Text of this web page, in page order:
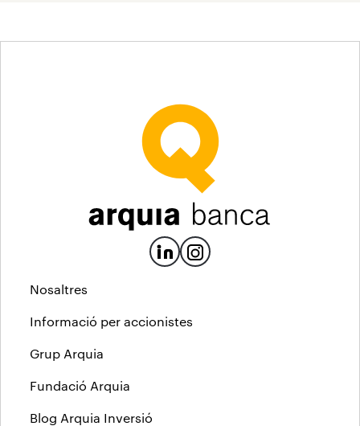
Nosaltres
Informació per accionistes
Grup Arquia
Fundació Arquia
Blog Arquia Inversió